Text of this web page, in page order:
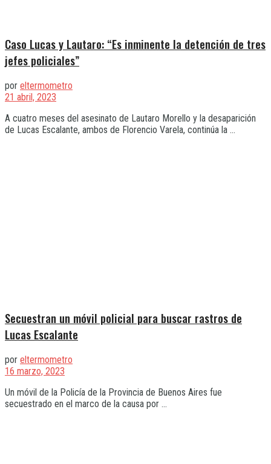
Caso Lucas y Lautaro: “Es inminente la detención de tres
jefes policiales”
por eltermometro
21 abril, 2023
A cuatro meses del asesinato de Lautaro Morello y la desaparición
de Lucas Escalante, ambos de Florencio Varela, continúa la ...
Secuestran un móvil policial para buscar rastros de
Lucas Escalante
por eltermometro
16 marzo, 2023
Un móvil de la Policía de la Provincia de Buenos Aires fue
secuestrado en el marco de la causa por ...